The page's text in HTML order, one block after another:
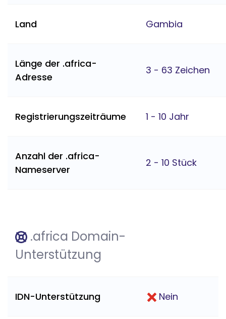
Land Gambia
Länge der .africa-
Adresse
3 - 63 Zeichen
Registrierungszeiträume 1 - 10 Jahr
Anzahl der .africa-
Nameserver
2 - 10 Stück
.africa Domain-
Unterstützung
IDN-Unterstützung Nein